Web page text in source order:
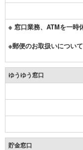
※ 窓口業務、ATMを一時
※郵便のお取扱いについ
ゆうゆう窓口
貯金窓口